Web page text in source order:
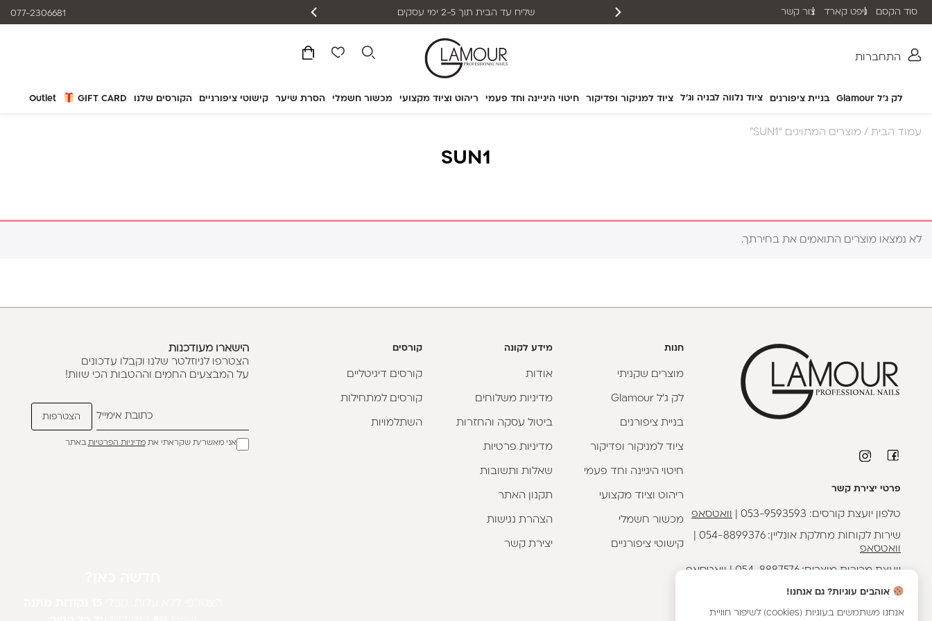
התחברות
לק ג'ל Glamour בניית ציפורנים ציוד נלווה לבניה וג'ל ציוד למניקור ופדיקור חיטוי היגיינה וחד פעמי ריהוט וציוד מקצועי מכשור חשמלי הסרת שיער קישוטי ציפורניים הקורסים שלנו GIFT CARD
Outlet
077-2306681 משלוח חינם בהזמנה מעל ₪399 (לא כולל מוצרי חשמל) שליח עד הבית תוך 2-5 ימי עסקים סוד הקסם גיפט קארד צור קשר
עמוד הבית / מוצרים המתויגים “SUN1”
SUN1
לא נמצאו מוצרים התואמים את בחירתך.
פרטי יצירת קשר
טלפון יועצת קורסים: 053-9593593 וואטסאפ
שירות לקוחות מחלקת אונליין:054-8899376
וואטסאפ
יועצת מכירות מוצרים:054-8887576
|וואטסאפ
כתובתנו - הבונים 2, נתניה
חנות
מוצרים שקניתי
לק ג'ל Glamour
בניית ציפורנים
ציוד למניקור ופדיקור
חיטוי היגיינה וחד פעמי
ריהוט וציוד מקצועי
מכשור חשמלי
קישוטי ציפורניים
מידע לקונה
אודות
מדיניות משלוחים
ביטול עסקה והחזרות
מדיניות פרטיות
שאלות ותשובות
תקנון האתר
הצהרת נגישות
יצירת קשר
קורסים
קורסים דיגיטליים
קורסים למתחילות
השתלמויות
הישארו מעודכנות
הצטרפו לניוזלטר שלנו וקבלו עדכונים
על המבצעים החמים וההטבות הכי שוות!
אני מאשר/ת שקראתי אתמדיניות הפרטיותבאתר
אוהבים עוגיות? גם אנחנו!
אנחנו משתמשים בעוגיות (cookies) לשיפור חוויית